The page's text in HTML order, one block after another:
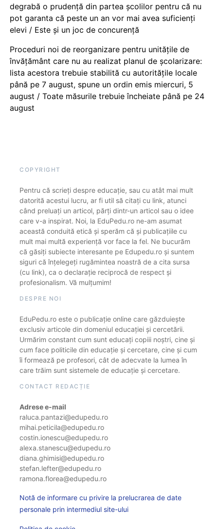
degrabă o prudență din partea școlilor pentru că nu
pot garanta că peste un an vor mai avea suficienți
elevi / Este și un joc de concurență
Proceduri noi de reorganizare pentru unitățile de
învățământ care nu au realizat planul de școlarizare:
lista acestora trebuie stabilită cu autoritățile locale
până pe 7 august, spune un ordin emis miercuri, 5
august / Toate măsurile trebuie încheiate până pe 24
august
COPYRIGHT
Pentru că scrieți despre educație, sau cu atât mai mult
datorită acestui lucru, ar fi util să citați cu link, atunci
când preluați un articol, părți dintr-un articol sau o idee
care v-a inspirat. Noi, la EduPedu.ro ne-am asumat
această conduită etică și sperăm că și publicațiile cu
mult mai multă experiență vor face la fel. Ne bucurăm
că găsiți subiecte interesante pe Edupedu.ro și suntem
siguri că înțelegeți rugămintea noastră de a cita sursa
(cu link), ca o declarație reciprocă de respect și
profesionalism. Vă mulțumim!
DESPRE NOI
EduPedu.ro este o publicație online care găzduiește
exclusiv articole din domeniul educației și cercetării.
Urmărim constant cum sunt educați copiii noștri, cine și
cum face politicile din educație și cercetare, cine și cum
îi formează pe profesori, cât de adecvate la lumea în
care trăim sunt sistemele de educație și cercetare.
CONTACT REDACȚIE
Adrese e-mail
raluca.pantazi@edupedu.ro
mihai.peticila@edupedu.ro
costin.ionescu@edupedu.ro
alexa.stanescu@edupedu.ro
diana.ghimisi@edupedu.ro
stefan.lefter@edupedu.ro
ramona.florea@edupedu.ro
Notă de informare cu privire la prelucrarea de date
personale prin intermediul site-ului